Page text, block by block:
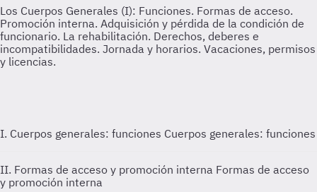
I. Cuerpos generales: funciones Cuerpos generales: funciones
II. Formas de acceso y promoción interna Formas de acceso
y promoción interna